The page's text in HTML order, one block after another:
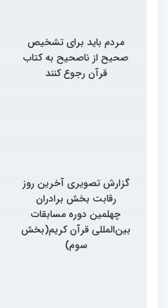
مردم باید برای تشخیص
صحیح از ناصحیح به کتاب
قرآن رجوع کنند
گزارش تصویری آخرین روز
رقابت بخش برادران
چهلمین دوره مسابقات
بین‌المللی قرآن کریم(بخش
سوم)